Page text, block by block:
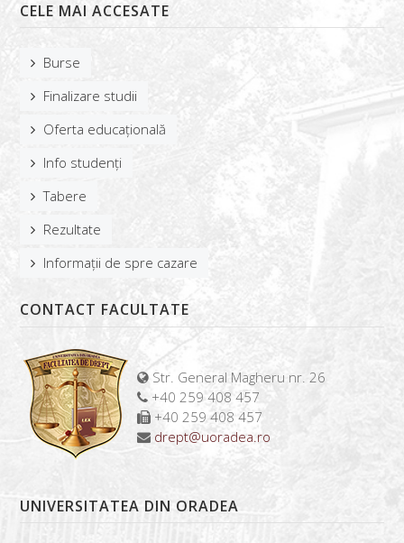
CELE MAI ACCESATE
Burse
Finalizare studii
Oferta educațională
Info studenți
Tabere
Rezultate
Informații de spre cazare
CONTACT FACULTATE
Str. General Magheru nr. 26
+40 259 408 457
+40 259 408 457
drept@uoradea.ro
UNIVERSITATEA DIN ORADEA